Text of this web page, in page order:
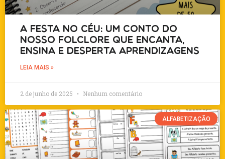
A Festa no Céu: um conto do
nosso folclore que encanta,
ensina e desperta aprendizagens
LEIA MAIS »
2 de junho de 2025 Nenhum comentário
ALFABETIZAÇÃO